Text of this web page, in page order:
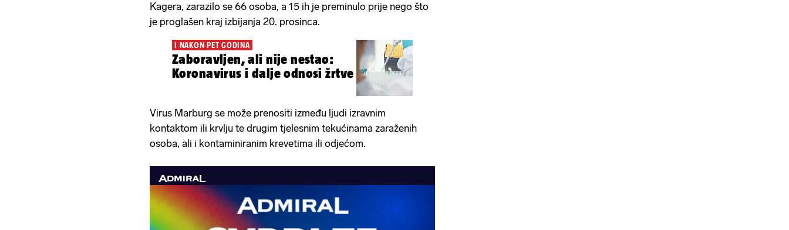
Kagera, zarazilo se 66 osoba, a 15 ih je preminulo prije nego što
je proglašen kraj izbijanja 20. prosinca.
I NAKON PET GODINA
Zaboravljen, ali nije nestao:
Koronavirus i dalje odnosi žrtve
Virus Marburg se može prenositi između ljudi izravnim
kontaktom ili krvlju te drugim tjelesnim tekućinama zaraženih
osoba, ali i kontaminiranim krevetima ili odjećom.